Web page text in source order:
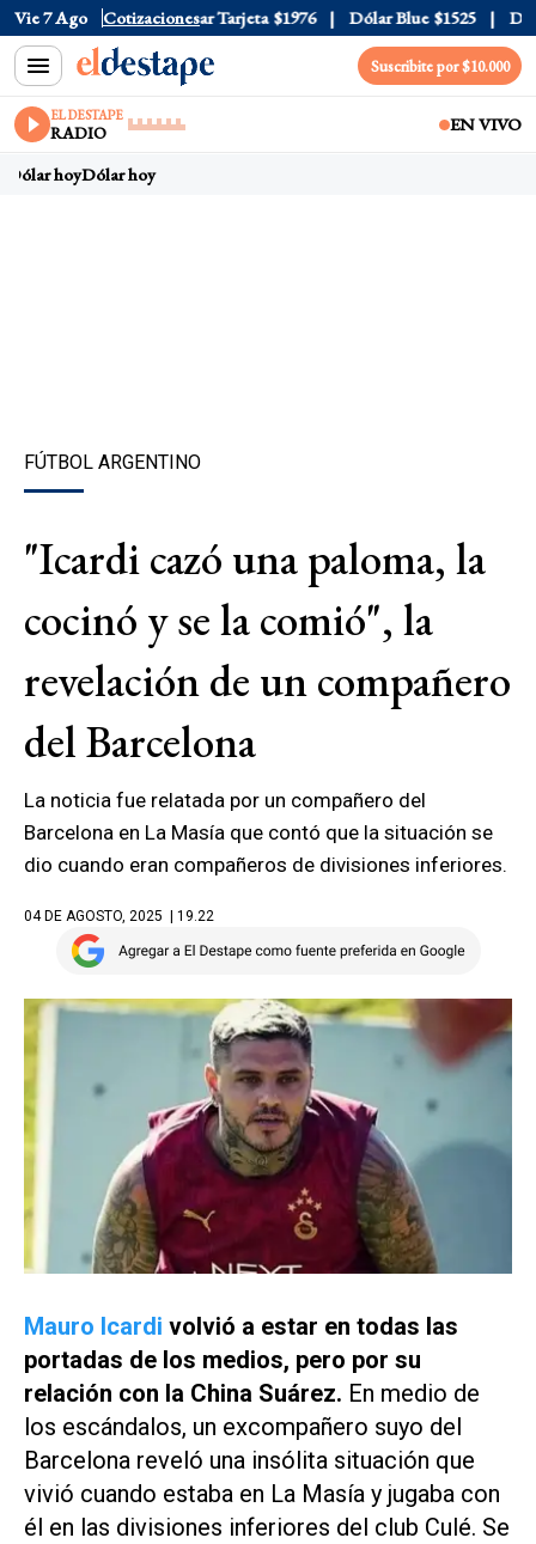
Vie 7 Ago Cotizaciones
Oficial $1520 Dólar Tarjeta $1976 Dólar Blue $1525 Dólar
Suscribite por $10.000
EL DESTAPE
RADIO EN VIVO
Dólar hoyDólar hoy
FÚTBOL ARGENTINO
"Icardi cazó una paloma, la
cocinó y se la comió", la
revelación de un compañero
del Barcelona
La noticia fue relatada por un compañero del
Barcelona en La Masía que contó que la situación se
dio cuando eran compañeros de divisiones inferiores.
04 DE AGOSTO, 2025 | 19.22
Mauro Icardi volvió a estar en todas las
portadas de los medios, pero por su
relación con la China Suárez. En medio de
los escándalos, un excompañero suyo del
Barcelona reveló una insólita situación que
vivió cuando estaba en La Masía y jugaba con
él en las divisiones inferiores del club Culé. Se